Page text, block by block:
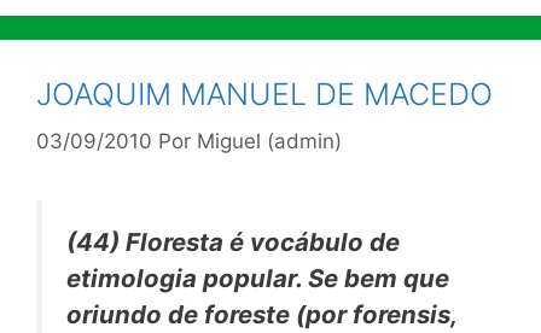
JOAQUIM MANUEL DE MACEDO
03/09/2010 Por Miguel (admin)
(44) Floresta é vocábulo de
etimologia popular. Se bem que
oriundo de foreste (por forensis,